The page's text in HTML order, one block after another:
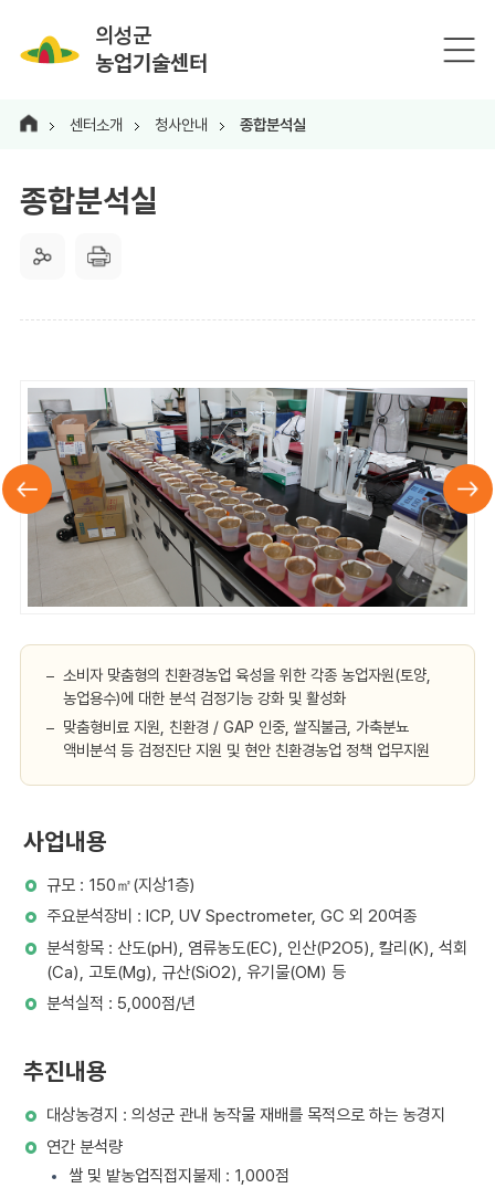
의성군
농업기술센터
센터소개 청사안내 종합분석실
종합분석실
소비자 맞춤형의 친환경농업 육성을 위한 각종 농업자원(토양,
농업용수)에 대한 분석 검정기능 강화 및 활성화
맞춤형비료 지원, 친환경 / GAP 인중, 쌀직불금, 가축분뇨
액비분석 등 검정진단 지원 및 현안 친환경농업 정책 업무지원
사업내용
규모 : 150㎡(지상1층)
주요분석장비 : ICP, UV Spectrometer, GC 외 20여종
분석항목 : 산도(pH), 염류농도(EC), 인산(P2O5), 칼리(K), 석회
(Ca), 고토(Mg), 규산(SiO2), 유기물(OM) 등
분석실적 : 5,000점/년
추진내용
대상농경지 : 의성군 관내 농작물 재배를 목적으로 하는 농경지
연간 분석량
쌀 및 밭농업직접지불제 : 1,000점